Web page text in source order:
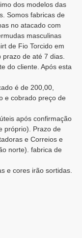
dos modelos das
Somos fabricas de
no atacado com
masculinas
de Fio Torcido em
de até 7 dias.
do cliente. Após esta
é de 200,00,
e cobrado preço de
após confirmação
próprio). Prazo de
e Correios e
norte). fabrica de
e cores irão sortidas.